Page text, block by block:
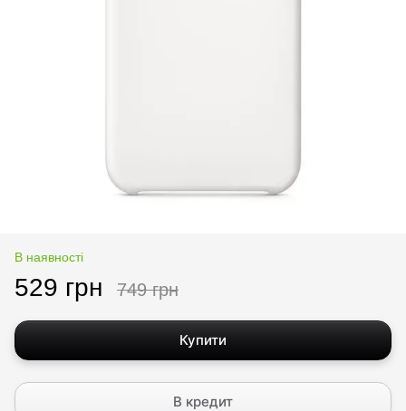
В наявності
529 грн 749 грн
Купити
В кредит